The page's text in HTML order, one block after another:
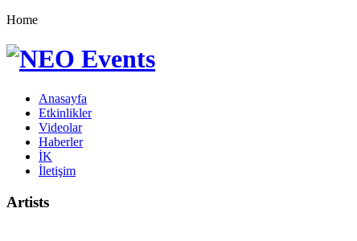
Home
Anasayfa
Etkinlikler
Videolar
Haberler
İK
İletişim
Artists